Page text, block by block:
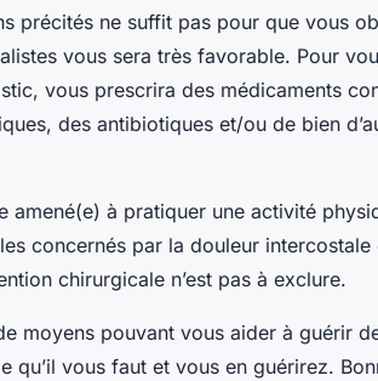
précités ne suffit pas pour que vous
vous sera très favorable. Pour
vous prescrira des médicaments
des antibiotiques et/ou de bien
à pratiquer une activité
concernés par la douleur intercostale
chirurgicale n’est pas à exclure.
moyens pouvant vous aider à guérir
qu’il vous faut et vous en guérirez.